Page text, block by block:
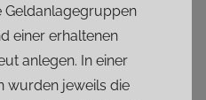
Geldanlagegruppen
einer erhaltenen
anlegen. In einer
wurden jeweils die